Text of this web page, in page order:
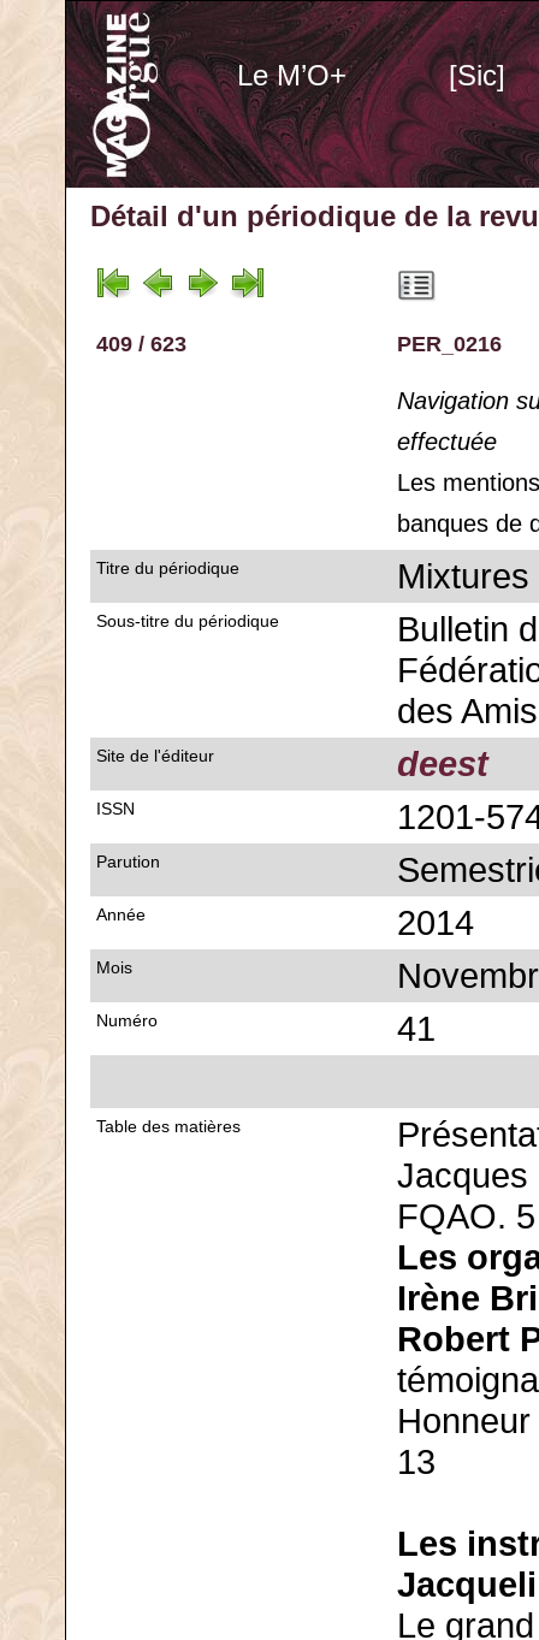
Le M’O+ [Sic]
Détail d'un périodique de la
409 / 623 PER_0216
Navigation
effectuée
Les
banques de
Titre du périodique Mixtures
Sous-titre du périodique
Bulletin
des
Site de l'éditeur deest
ISSN 1201-
Parution
Année 2014
Mois
Numéro 41
Table des matières
Jacques
FQAO. 5
Les
Irène
Robert
13
Les
Le